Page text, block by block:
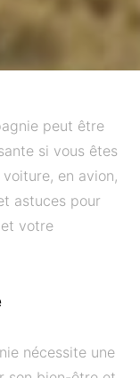
peut être
si vous êtes
en avion,
astuces pour
votre
nécessite une